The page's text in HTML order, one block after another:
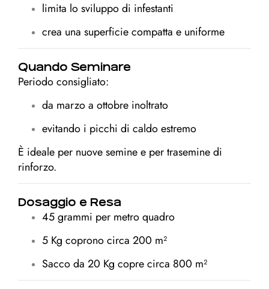
limita lo sviluppo di infestanti
crea una superficie compatta e uniforme
Quando Seminare
Periodo consigliato:
da marzo a ottobre inoltrato
evitando i picchi di caldo estremo
È ideale per nuove semine e per trasemine di
rinforzo.
Dosaggio e Resa
45 grammi per metro quadro
5 Kg coprono circa 200 m²
Sacco da 20 Kg copre circa 800 m²